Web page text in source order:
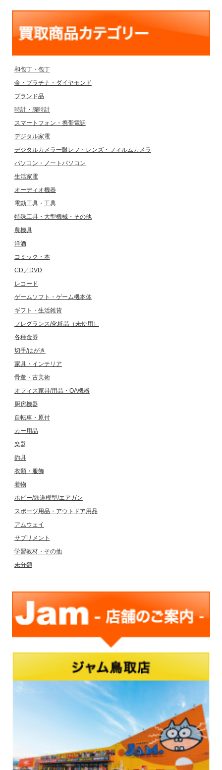
和包丁・包丁
金・プラチナ・ダイヤモンド
ブランド品
時計・腕時計
スマートフォン・携帯電話
デジタル家電
デジタルカメラ一眼レフ・レンズ・フィルムカメラ
パソコン・ノートパソコン
生活家電
オーディオ機器
電動工具・工具
特殊工具・大型機械・その他
農機具
洋酒
コミック・本
CD／DVD
レコード
ゲームソフト・ゲーム機本体
ギフト・生活雑貨
フレグランス/化粧品（未使用）
各種金券
切手/はがき
家具・インテリア
骨董・古美術
オフィス家具/用品・OA機器
厨房機器
自転車・原付
カー用品
楽器
釣具
衣類・服飾
着物
ホビー/鉄道模型/エアガン
スポーツ用品・アウトドア用品
アムウェイ
サプリメント
学習教材・その他
未分類